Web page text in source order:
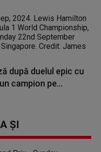
după duelul epic cu
campion pe...
ȘI